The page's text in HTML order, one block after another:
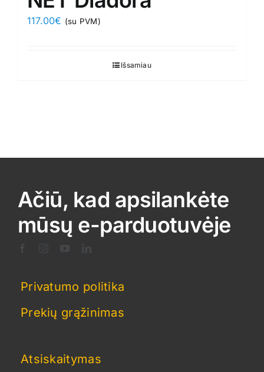
117.00€ (su PVM)
Išsamiau
Ačiū, kad apsilankėte
mūsų e-parduotuvėje
Privatumo politika
Prekių grąžinimas
Atsiskaitymas